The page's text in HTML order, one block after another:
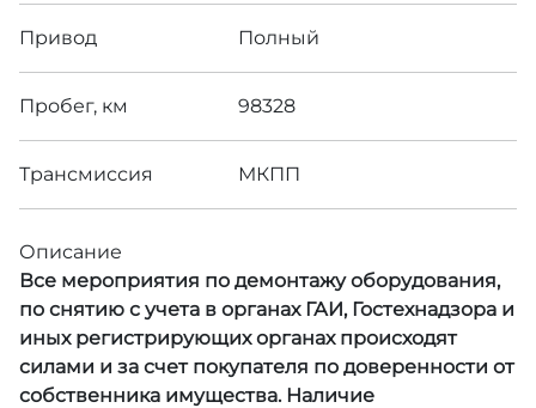
Привод Полный
Пробег, км 98328
Трансмиссия МКПП
Описание
Все мероприятия по демонтажу оборудования,
по снятию с учета в органах ГАИ, Гостехнадзора и
иных регистрирующих органах происходят
силами и за счет покупателя по доверенности от
собственника имущества. Наличие